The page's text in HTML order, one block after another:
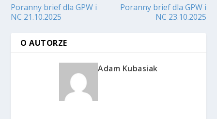
Poranny brief dla GPW i
NC 21.10.2025
Poranny brief dla GPW i
NC 23.10.2025
O AUTORZE
Adam Kubasiak